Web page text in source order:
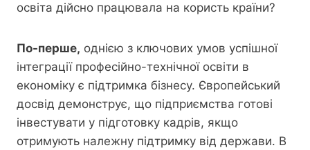
освіта дійсно працювала на користь країни?
По-перше, однією з ключових умов успішної
інтеграції професійно-технічної освіти в
економіку є підтримка бізнесу. Європейський
досвід демонструє, що підприємства готові
інвестувати у підготовку кадрів, якщо
отримують належну підтримку від держави. В